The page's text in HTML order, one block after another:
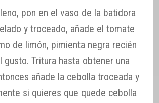
pon en el vaso de la batidora
y troceado, añade el tomate
de limón, pimienta negra recién
gusto. Tritura hasta obtener una
añade la cebolla troceada y
si quieres que quede cebolla